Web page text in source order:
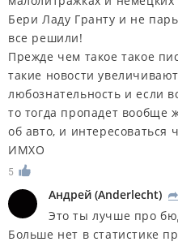
Бери Ладу Гранту и не
все решили!
Прежде чем такое такое
такие новости
любознательность и если
то тогда пропадет вообще
об авто, и интересоваться
ИМХО
5
Андрей (Anderlecht) R
Это ты лучше про
Больше нет в статистике